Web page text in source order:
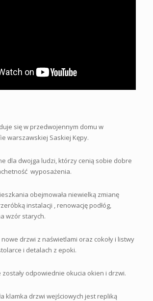
się w przedwojennym domu w
warszawskiej Saskiej Kępy.
dla dwojga ludzi, którzy cenią sobie dobre
wyposażenia.
obejmowała niewielką zmianę
instalacji , renowację podłóg,
wzór starych.
drzwi z naświetlami oraz cokoły i listwy
i detalach z epoki.
odpowiednie okucia okien i drzwi.
klamka drzwi wejściowych jest repliką